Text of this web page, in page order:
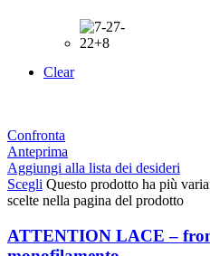
Clear
Confronta
Anteprima
Aggiungi alla lista dei desideri
Scegli Questo prodotto ha più
scelte nella pagina del prodotto
ATTENTION LACE –